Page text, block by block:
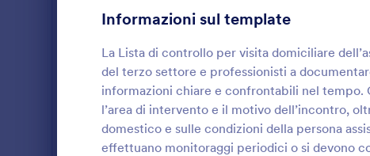
Informazioni sul template
La Lista di controllo per visita domiciliare
del terzo settore e professionisti a
informazioni chiare e confrontabili nel tempo.
l’area di intervento e il motivo dell’incontro,
domestico e sulle condizioni della persona
effettuano monitoraggi periodici o si devono
Moduli per Dentisti 39
Moduli per Nutrizionisti 2
Moduli per Autisti 17
Moduli per Elettricisti 5
Moduli per Ingegneri 6